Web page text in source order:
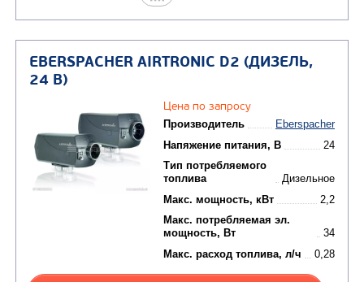
Макс. расход топлива,
Узнать цену
EBERSPACHER AIRTRONIC D2
Цена по запросу
Производитель